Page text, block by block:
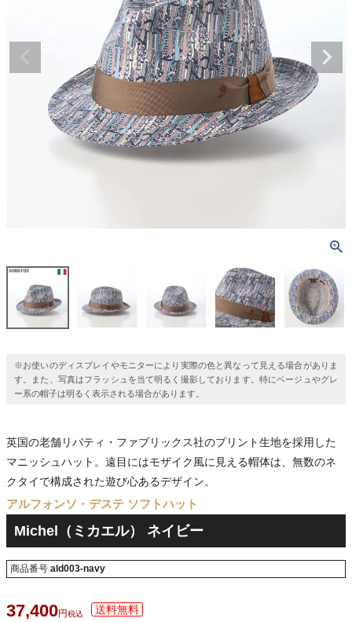
※お使いのディスプレイやモニターにより実際の色と異なって見える場合がありま
す。また、写真はフラッシュを当て明るく撮影しております。特にベージュやグレ
ー系の帽子は明るく表示される場合があります。
英国の老舗リバティ・ファブリックス社のプリント生地を採用した
マニッシュハット。遠目にはモザイク風に見える帽体は、無数のネ
クタイで構成された遊び心あるデザイン。
アルフォンソ・デステ ソフトハット
Michel（ミカエル） ネイビー
商品番号 ald003-navy
37,400 税込